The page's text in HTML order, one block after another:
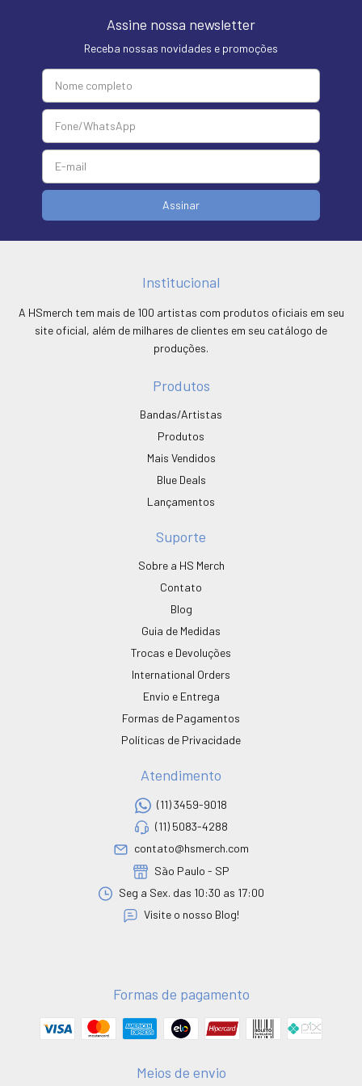
Assine nossa newsletter
Receba nossas novidades e promoções
Institucional
A HSmerch tem mais de 100 artistas com produtos oficiais em seu
site oficial, além de milhares de clientes em seu catálogo de
produções.
Produtos
Bandas/Artistas
Produtos
Mais Vendidos
Blue Deals
Lançamentos
Suporte
Sobre a HS Merch
Contato
Blog
Guia de Medidas
Trocas e Devoluções
International Orders
Envio e Entrega
Formas de Pagamentos
Políticas de Privacidade
Atendimento
(11) 3459-9018
(11) 5083-4288
contato@hsmerch.com
São Paulo - SP
Seg a Sex. das 10:30 as 17:00
Visite o nosso Blog!
Formas de pagamento
Meios de envio